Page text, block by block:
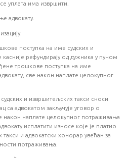
уплата има извршити.
адвокату.
поступка на име судских и
рефундирају од дужника у пуном
трошкове поступка на име
све након наплате целокупног
и извршитељских такси сноси
са адвокатом закључује уговор о
након наплате целокупног потраживања
исплатити износе које је платио
и адвокатски хонорар увећан за
потраживања.